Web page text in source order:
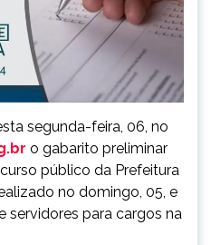
segunda-feira, 06, no
o gabarito preliminar
público da Prefeitura
no domingo, 05, e
servidores para cargos na